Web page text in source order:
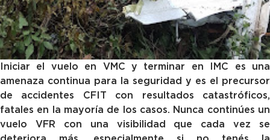
Iniciar el vuelo en VMC y terminar en IMC es una
amenaza continua para la seguridad y es el precursor
de accidentes CFIT con resultados catastróficos,
fatales en la mayoría de los casos. Nunca continúes un
vuelo VFR con una visibilidad que cada vez se